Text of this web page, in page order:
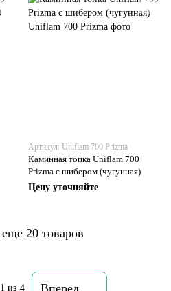
Артикул: Uniflam 700 Prizma
Каминная топка Uniflam 700
Prizma с шибером (чугунная)
Цену уточняйте
20 товаров
1 из 4 Вперед